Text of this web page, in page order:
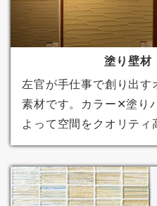
塗り壁材
左官が手仕事で創り出す
素材です。カラー✕塗り
よって空間をクオリティ